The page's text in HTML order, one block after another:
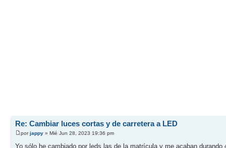
Re: Cambiar luces cortas y de carretera a LED
porjappy » Mié Jun 28, 2023 19:36 pm
Yo sólo he cambiado por leds las de la matrícula y me acaban